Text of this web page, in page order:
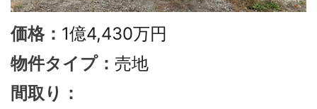
価格： 1億4,430万円
物件タイプ： 売地
間取り：